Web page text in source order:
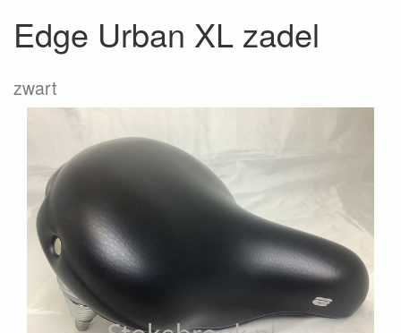
Edge Urban XL zadel
zwart